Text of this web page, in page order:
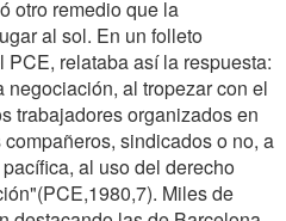
otro remedio que la
al sol. En un folleto
relataba así la respuesta:
al tropezar con el
trabajadores organizados en
sindicados o no, a
al uso del derecho
Miles de